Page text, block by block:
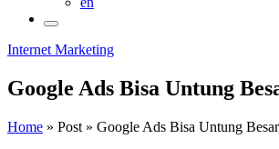
Internet Marketing
Google Ads Bisa Untung
Home » Post » Google Ads Bisa Untung